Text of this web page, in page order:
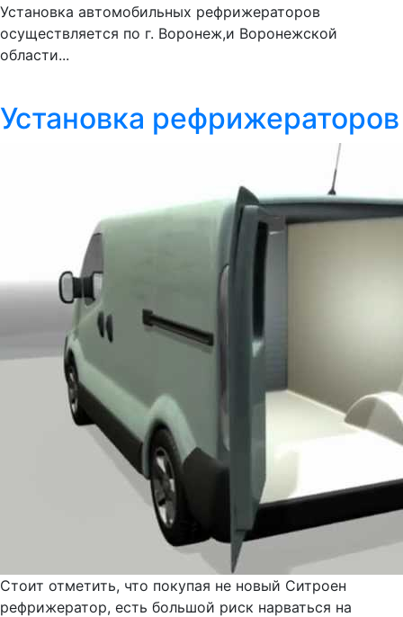
Установка автомобильных рефрижераторов
осуществляется по г. Воронеж,и Воронежской
области...
Установка рефрижераторов
Стоит отметить, что покупая не новый Ситроен
рефрижератор, есть большой риск нарваться на